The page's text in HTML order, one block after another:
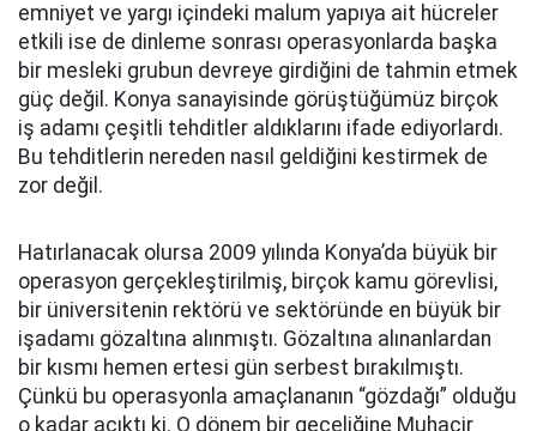
emniyet ve yargı içindeki malum yapıya ait hücreler
etkili ise de dinleme sonrası operasyonlarda başka
bir mesleki grubun devreye girdiğini de tahmin etmek
güç değil. Konya sanayisinde görüştüğümüz birçok
iş adamı çeşitli tehditler aldıklarını ifade ediyorlardı.
Bu tehditlerin nereden nasıl geldiğini kestirmek de
zor değil.
Hatırlanacak olursa 2009 yılında Konya’da büyük bir
operasyon gerçekleştirilmiş, birçok kamu görevlisi,
bir üniversitenin rektörü ve sektöründe en büyük bir
işadamı gözaltına alınmıştı. Gözaltına alınanlardan
bir kısmı hemen ertesi gün serbest bırakılmıştı.
Çünkü bu operasyonla amaçlananın “gözdağı” olduğu
o kadar açıktı ki. O dönem bir geceliğine Muhacir